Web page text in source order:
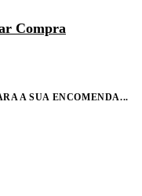
Compra
A SUA ENCOMENDA...